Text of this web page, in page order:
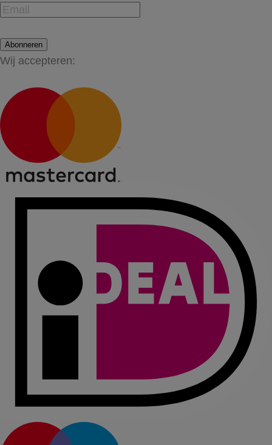
Abonneren
Wij accepteren: